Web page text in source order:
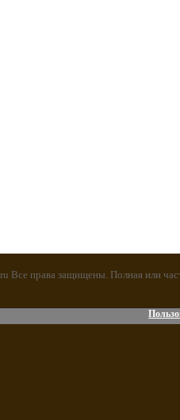
Все права защищены. Полная или